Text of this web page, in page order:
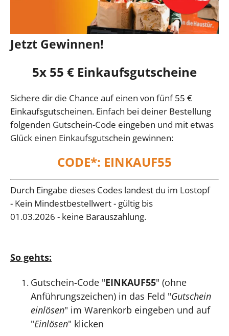
Jetzt Gewinnen!
5x 55 € Einkaufsgutscheine
Sichere dir die Chance auf einen von fünf 55 €
Einkaufsgutscheinen. Einfach bei deiner Bestellung
folgenden Gutschein-Code eingeben und mit etwas
Glück einen Einkaufsgutschein gewinnen:
CODE*: EINKAUF55
Durch Eingabe dieses Codes landest du im Lostopf
- Kein Mindestbestellwert - gültig bis
01.03.2026 - keine Barauszahlung.
So gehts:
Gutschein-Code "EINKAUF55" (ohne
Anführungszeichen) in das Feld "Gutschein
einlösen" im Warenkorb eingeben und auf
"Einlösen" klicken